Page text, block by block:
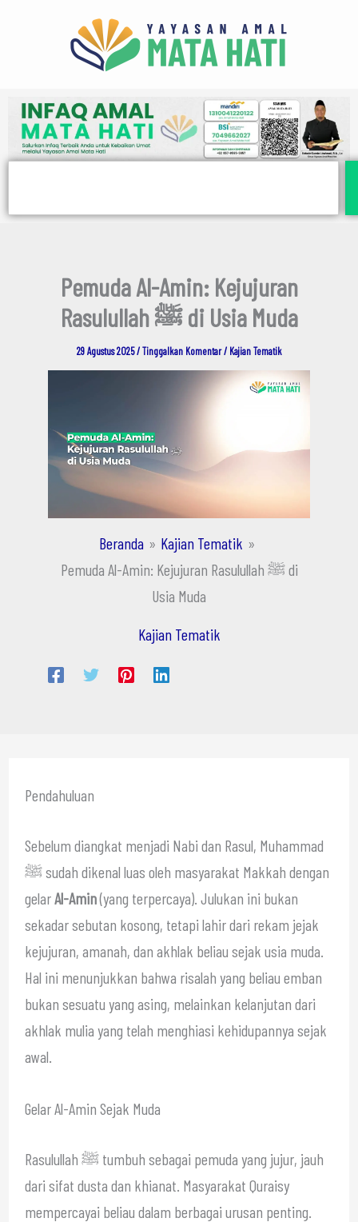
Pemuda Al-Amin: Kejujuran
Rasulullah ﷺ di Usia Muda
29 Agustus 2025/Tinggalkan Komentar / Kajian Tematik
Beranda
Kajian Tematik
Pemuda Al-Amin: Kejujuran Rasulullah ﷺ di
Usia Muda
Kajian Tematik
Pendahuluan
Sebelum diangkat menjadi Nabi dan Rasul, Muhammad
ﷺ sudah dikenal luas oleh masyarakat Makkah dengan
gelarAl-Amin(yang terpercaya). Julukan ini bukan
sekadar sebutan kosong, tetapi lahir dari rekam jejak
kejujuran, amanah, dan akhlak beliau sejak usia muda.
Hal ini menunjukkan bahwa risalah yang beliau emban
bukan sesuatu yang asing, melainkan kelanjutan dari
akhlak mulia yang telah menghiasi kehidupannya sejak
awal.
Gelar Al-Amin Sejak Muda
Rasulullah ﷺ tumbuh sebagai pemuda yang jujur, jauh
dari sifat dusta dan khianat. Masyarakat Quraisy
mempercayai beliau dalam berbagai urusan penting.